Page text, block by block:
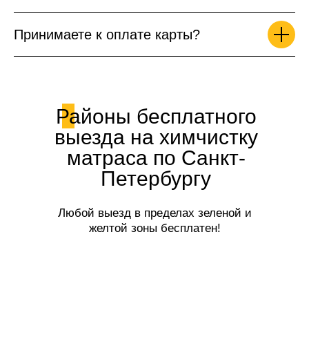
Принимаете к оплате карты?
Районы бесплатного
выезда на химчистку
матраса по Санкт-
Петербургу
Любой выезд в пределах зеленой и
желтой зоны бесплатен!